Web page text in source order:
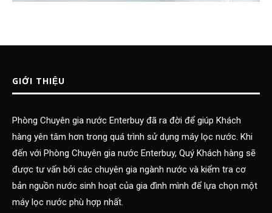
GIỚI THIỆU
Phòng Chuyên gia nước Enterbuy đã ra đời để giúp Khách
hàng yên tâm hơn trong quá trình sử dụng máy lọc nước. Khi
đến với Phòng Chuyên gia nước Enterbuy, Quý Khách hàng sẽ
được tư vấn bởi các chuyên gia ngành nước và kiểm tra cơ
bản nguồn nước sinh hoạt của gia đình mình để lựa chọn một
máy lọc nước phù hợp nhất.